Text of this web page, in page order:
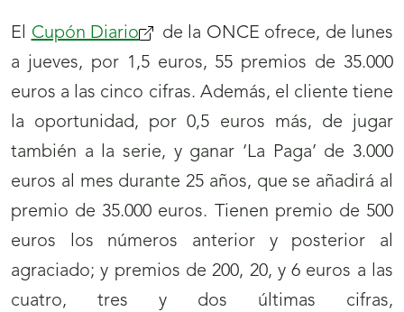
El Cupón Diario
de la ONCE ofrece, de lunes
a jueves, por 1,5 euros, 55 premios de 35.000
euros a las cinco cifras. Además, el cliente tiene
la oportunidad, por 0,5 euros más, de jugar
también a la serie, y ganar ‘La Paga’ de 3.000
euros al mes durante 25 años, que se añadirá al
premio de 35.000 euros. Tienen premio de 500
euros los números anterior y posterior al
agraciado; y premios de 200, 20, y 6 euros a las
cuatro, tres y dos últimas cifras,